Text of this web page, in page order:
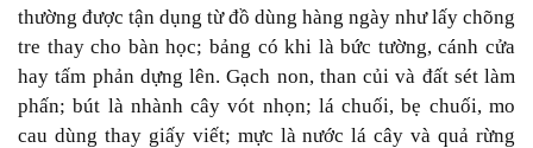
thường được tận dụng từ đồ dùng hàng ngày như lấy chõng
tre thay cho bàn học; bảng có khi là bức tường, cánh cửa
hay tấm phản dựng lên. Gạch non, than củi và đất sét làm
phấn; bút là nhành cây vót nhọn; lá chuối, bẹ chuối, mo
cau dùng thay giấy viết; mực là nước lá cây và quả rừng